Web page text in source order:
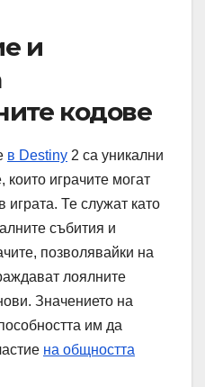
и
кодове
в Destiny 2 са уникални
играчите могат
играта. Те служат като
събития и
позволявайки на
лоялните
Значението на
им да
на общността